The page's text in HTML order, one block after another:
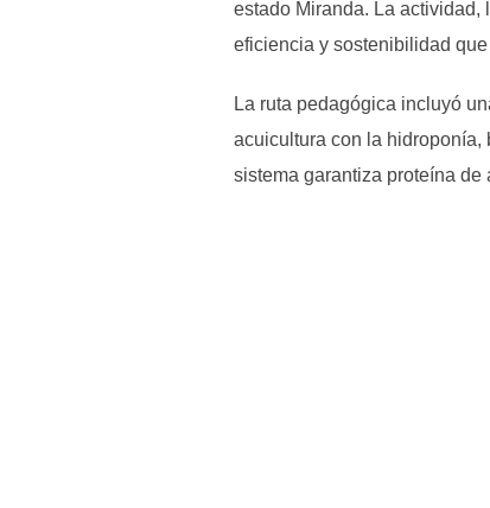
estado Miranda. La
eficiencia y sostenibilidad
La ruta pedagógica incluyó
acuicultura con la hidroponía,
sistema garantiza proteína